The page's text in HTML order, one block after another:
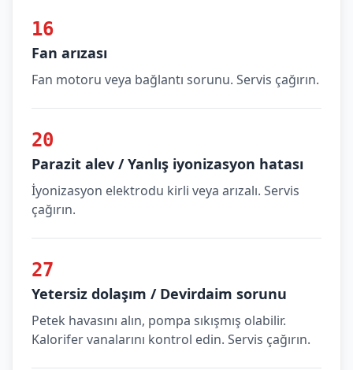
16
Fan arızası
Fan motoru veya bağlantı sorunu. Servis çağırın.
20
Parazit alev / Yanlış iyonizasyon hatası
İyonizasyon elektrodu kirli veya arızalı. Servis
çağırın.
27
Yetersiz dolaşım / Devirdaim sorunu
Petek havasını alın, pompa sıkışmış olabilir.
Kalorifer vanalarını kontrol edin. Servis çağırın.